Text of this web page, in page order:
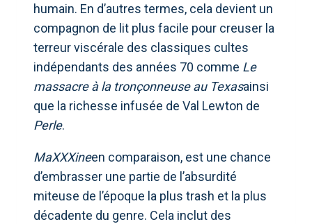
humain. En d’autres termes, cela devient un
compagnon de lit plus facile pour creuser la
terreur viscérale des classiques cultes
indépendants des années 70 comme Le
massacre à la tronçonneuse au Texasainsi
que la richesse infusée de Val Lewton de
Perle.
MaXXXineen comparaison, est une chance
d’embrasser une partie de l’absurdité
miteuse de l’époque la plus trash et la plus
décadente du genre. Cela inclut des